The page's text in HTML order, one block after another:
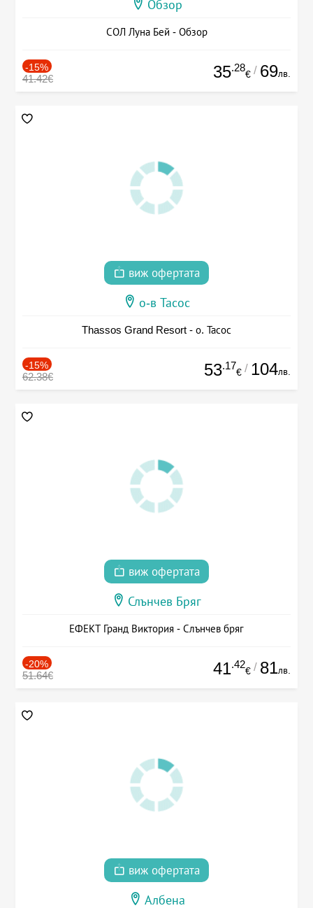
Обзор
СОЛ Луна Бей - Обзор
-15%
41.42€ 35.28
€ / 69лв.
виж офертата
о-в Тасос
Thassos Grand Resort - о. Тасос
-15%
62.38€ 53.17
€ / 104лв.
виж офертата
Слънчев Бряг
ЕФЕКТ Гранд Виктория - Слънчев бряг
-20%
51.64€ 41.42
€ / 81лв.
виж офертата
Албена